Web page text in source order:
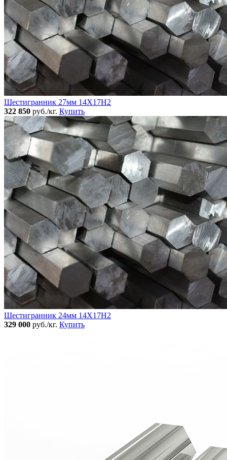
Шестигранник 27мм 14Х17Н2
322 850 руб./кг. Купить
Шестигранник 24мм 14Х17Н2
329 000 руб./кг. Купить